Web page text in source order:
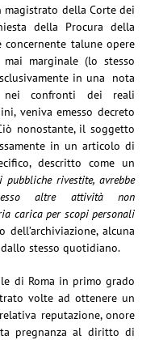
magistrato della Corte dei
della Procura della
talune opere
marginale (lo stesso
in una nota
nei confronti dei reali
veniva emesso decreto
nonostante, il soggetto
in un articolo di
descritto come un
pubbliche rivestite, avrebbe
altre attività non
carica per scopi personali
dell’archiviazione, alcuna
stesso quotidiano.
di Roma in primo grado
volte ad ottenere un
reputazione, onore
pregnanza al diritto di